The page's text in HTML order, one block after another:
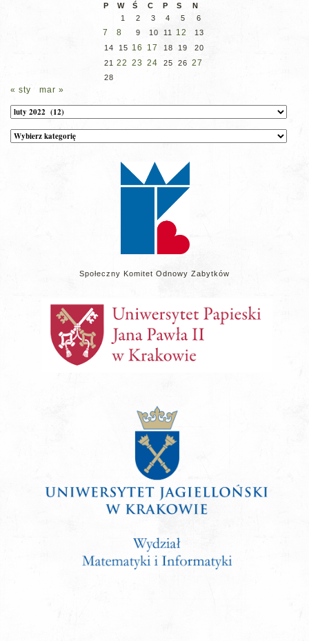
P
W Ś C P S
N
1
2 3 4 5 6
7 8 9 10 11 12
13
14
15 16 17 18 19
20
21 22 23 24 25 26 27
28
« sty mar »
Archiwum
Kategorie
wpisów
Społeczny Komitet Odnowy Zabytków